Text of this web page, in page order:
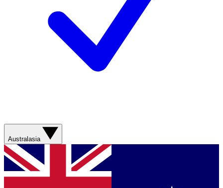
Australasia